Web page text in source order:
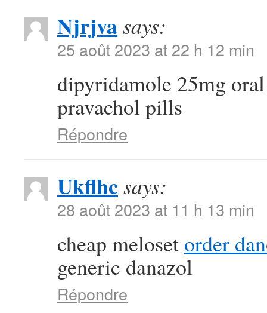
Njrjvasays:
25 août 2023 at 22 h 12 min
dipyridamole 25mg
pravachol pills
Répondre
Ukflhcsays:
28 août 2023 at 11 h 13 min
cheap meloset order
generic danazol
Répondre